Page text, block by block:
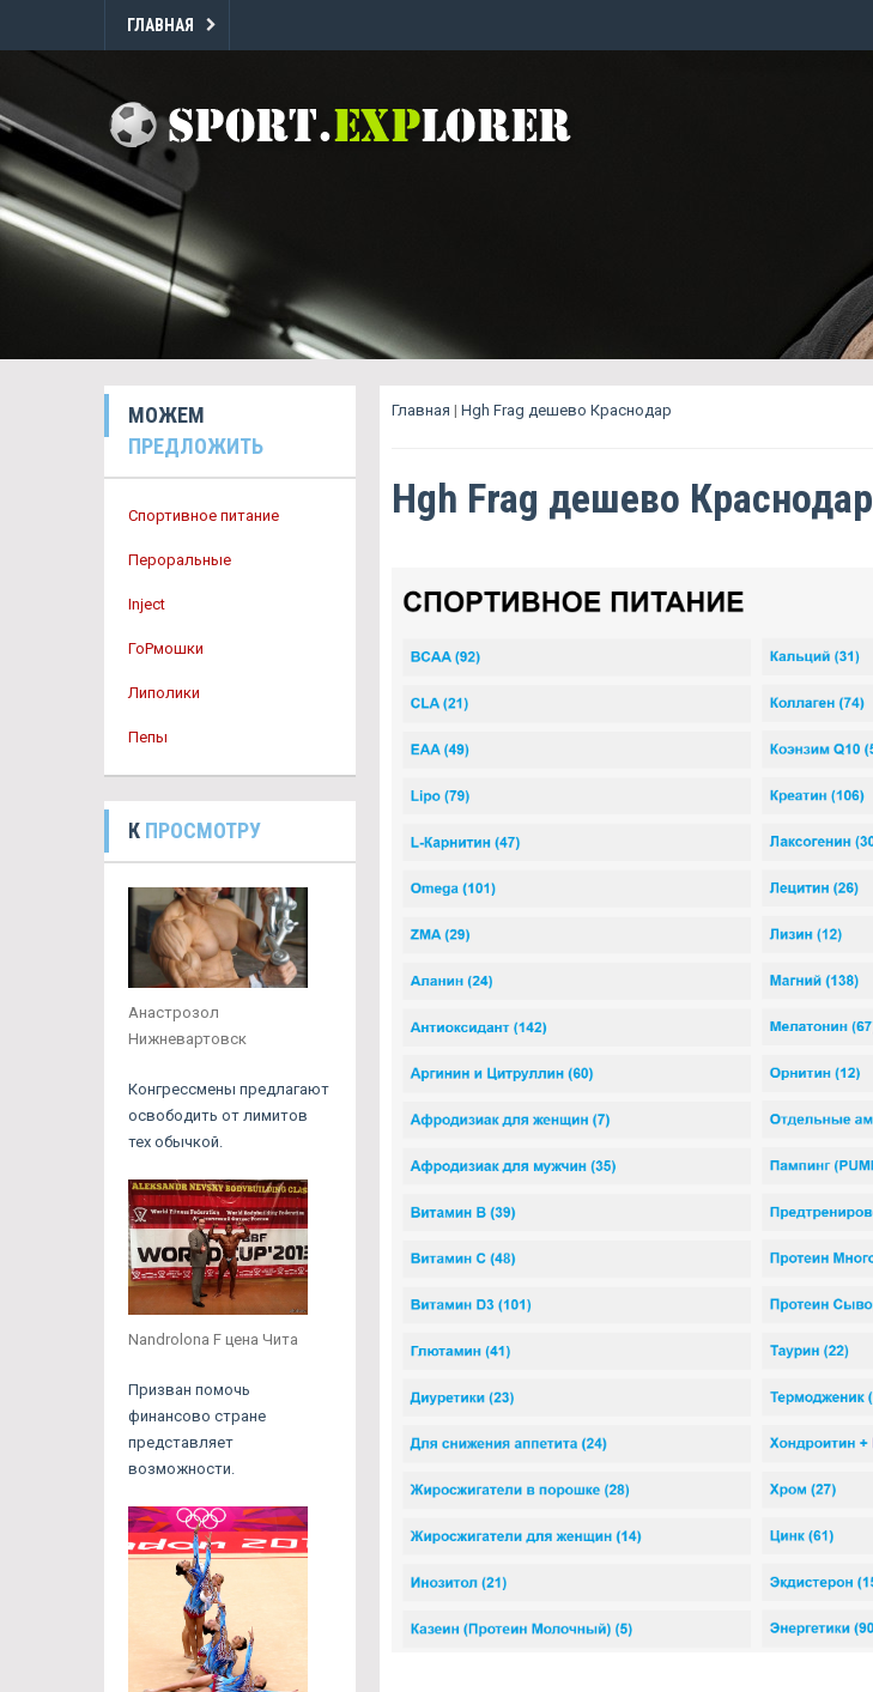
ГЛАВНАЯ
МОЖЕМ
ПРЕДЛОЖИТЬ
Спортивное питание
Пероральные
Inject
ГоРмошки
Липолики
Пепы
К ПРОСМОТРУ
Анастрозол
Нижневартовск
Конгрессмены предлагают
освободить от лимитов
тех обычкой.
Nandrolona F цена Чита
Призван помочь
финансово стране
представляет
возможности.
Главная | Hgh Frag дешево Краснодар
Hgh Frag дешево Краснодар